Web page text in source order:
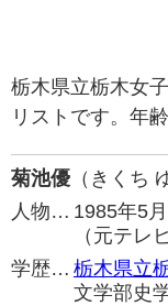
栃木県立栃木女
リストです。年
菊池優 （きくち
人物… 1985年5
（元テレ
学歴… 栃木県立
文学部史